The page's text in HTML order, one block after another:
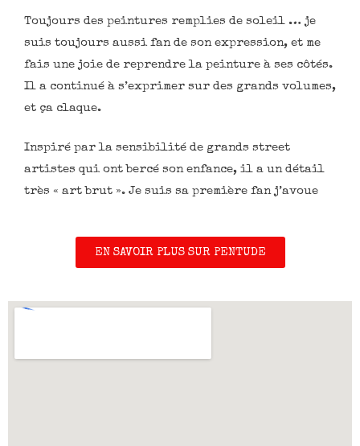
Toujours des peintures remplies de soleil … je
suis toujours aussi fan de son expression, et me
fais une joie de reprendre la peinture à ses côtés.
Il a continué à s’exprimer sur des grands volumes,
et ça claque.
Inspiré par la sensibilité de grands street
artistes qui ont bercé son enfance, il a un détail
très « art brut ». Je suis sa première fan j’avoue
EN SAVOIR PLUS SUR PENTUDE